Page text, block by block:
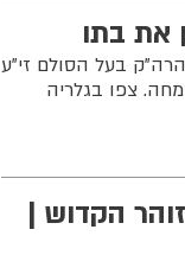
את בתו
בעל הסולם זי"ע
צפו בגלריה
הקדוש |